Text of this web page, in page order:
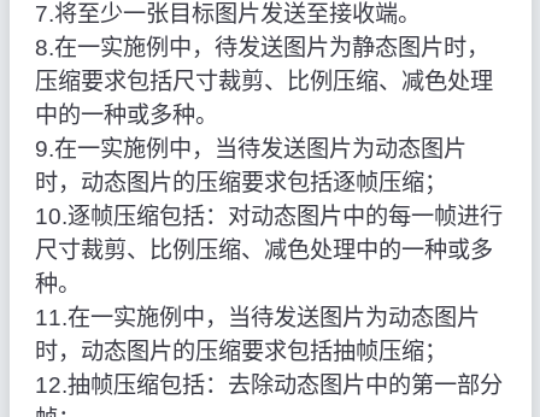
7.将至少一张目标图片发送至接收端。
8.在一实施例中，待发送图片为静态图片时，
压缩要求包括尺寸裁剪、比例压缩、减色处理
中的一种或多种。
9.在一实施例中，当待发送图片为动态图片
时，动态图片的压缩要求包括逐帧压缩；
10.逐帧压缩包括：对动态图片中的每一帧进行
尺寸裁剪、比例压缩、减色处理中的一种或多
种。
11.在一实施例中，当待发送图片为动态图片
时，动态图片的压缩要求包括抽帧压缩；
12.抽帧压缩包括：去除动态图片中的第一部分